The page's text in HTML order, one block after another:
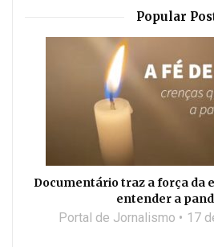
Popular
Documentário traz a força da
entender a
Portal de Jornalismo 17